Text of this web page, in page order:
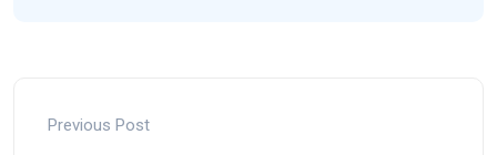
Previous Post